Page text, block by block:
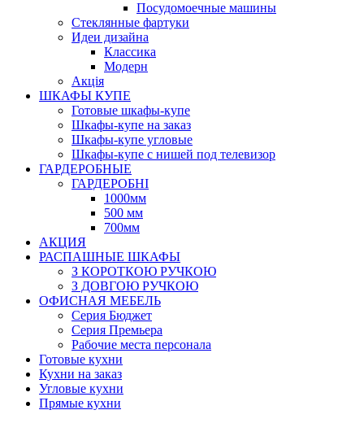
Посудомоечные машины
Стеклянные фартуки
Идеи дизайна
Класcика
Модерн
Акція
ШКАФЫ КУПЕ
Готовые шкафы-купе
Шкафы-купе на заказ
Шкафы-купе угловые
Шкафы-купе с нишей под телевизор
ГАРДЕРОБНЫЕ
ГАРДЕРОБНІ
1000мм
500 мм
700мм
АКЦИЯ
РАСПАШНЫЕ ШКАФЫ
З КОРОТКОЮ РУЧКОЮ
З ДОВГОЮ РУЧКОЮ
ОФИСНАЯ МЕБЕЛЬ
Серия Бюджет
Серия Премьера
Рабочие места персонала
Готовые кухни
Кухни на заказ
Угловые кухни
Прямые кухни